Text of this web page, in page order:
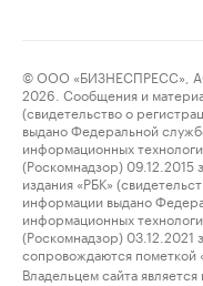
© ООО «БИЗНЕСПРЕСС»,
2026. Сообщения и
(свидетельство о
выдано Федеральной
информационных
(Роскомнадзор)
издания «РБК»
информации выдано
информационных
(Роскомнадзор)
сопровождаются пометкой
Владельцем сайта